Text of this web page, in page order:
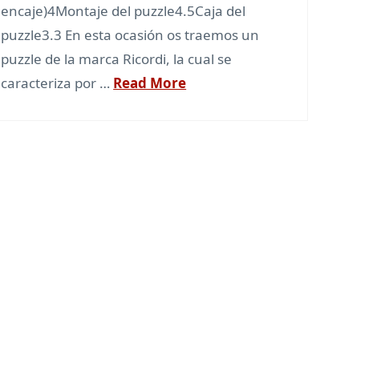
encaje)4Montaje del puzzle4.5Caja del
puzzle3.3 En esta ocasión os traemos un
puzzle de la marca Ricordi, la cual se
caracteriza por … Read More